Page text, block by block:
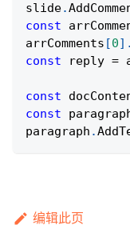
slide.
const
arrComments [0] .
const reply =
const
const
paragraph .
编辑此页